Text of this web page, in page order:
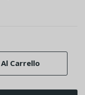
Carrello